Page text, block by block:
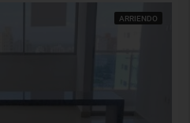
ARRIENDO